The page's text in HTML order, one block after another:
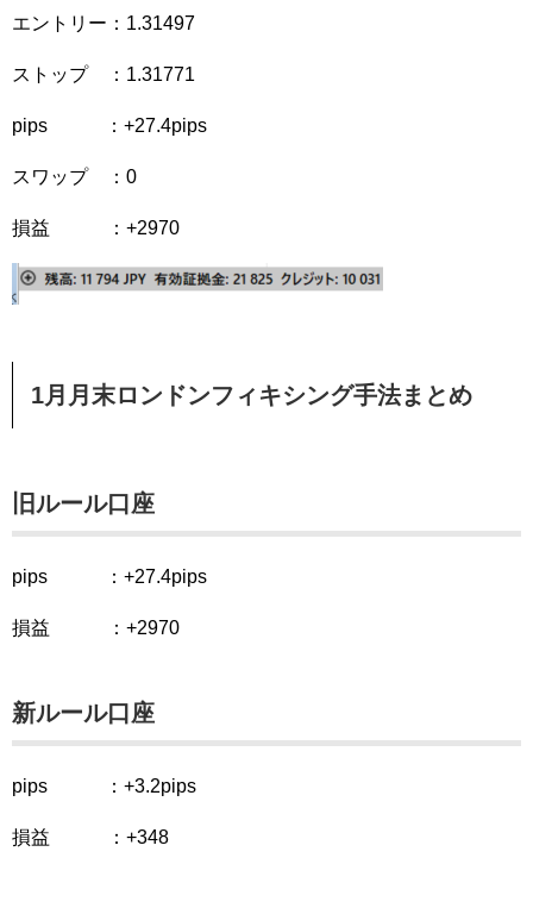
エントリー：1.31497
ストップ ：1.31771
pips ：+27.4pips
スワップ ：0
損益 ：+2970
1月月末ロンドンフィキシング手法まとめ
旧ルール口座
pips ：+27.4pips
損益 ：+2970
新ルール口座
pips ：+3.2pips
損益 ：+348